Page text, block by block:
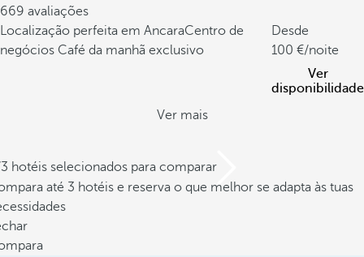
669 avaliações
Localização perfeita em AncaraCentro de
negócios Café da manhã exclusivo
Desde
100
/noite
Ver
disponibilidade
Ver mais
hotéis selecionados para comparar
até 3 hotéis e reserva o que melhor se adapta às tuas